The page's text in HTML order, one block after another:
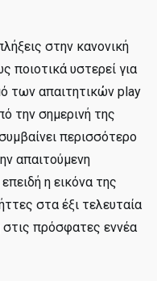
στην κανονική
ποιοτικά υστερεί για
των απαιτητικών play
την σημερινή της
περισσότερο
απαιτούμενη
η εικόνα της
στα έξι τελευταία
στις πρόσφατες εννέα